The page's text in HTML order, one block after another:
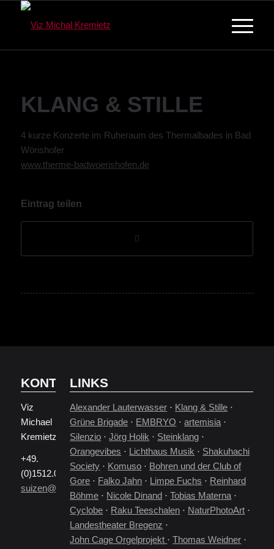
KLANG & STILLE
4 kurze Konzerte im Ruheraum des Thermalbades in Bad
Wörishofer
www.therme-badwoerishofen.de
Eintrag teilen
KONTAKT
Viz
Michael
Kremietz
+49.
(0)1512.0795497
suizen@gmx.de
LINKS
Alexander Lauterwasser · Klang & Stille ·
Grüne Brigade · EMBRYO ·artemisia ·
Silenzio ·Jörg Holik · Steinklang ·
Orangevibes · Lichthaus Musik · Shakuhachi
Society · Komuso · Bohren und der Club of
Gore · Falko Jahn · Limpe Fuchs · Reinhard
Böhme · Nicole Dinand ·Tobias Materna ·
Cyclobe · Raku Teeschalen · NaturPhotoArt ·
Landestheater Bregenz ·
John Cage Orgelprojekt ·Thomas Weidner ·